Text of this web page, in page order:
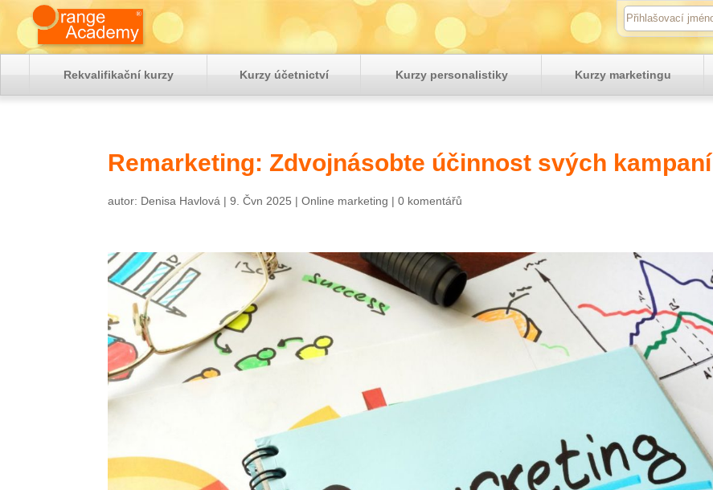
Rekvalifikační kurzy Kurzy účetnictví Kurzy personalistiky Kurzy marketingu
Remarketing: Zdvojnásobte účinnost svých kampaní
autor: Denisa Havlová |9. Čvn 2025 |Online marketing |0 komentářů